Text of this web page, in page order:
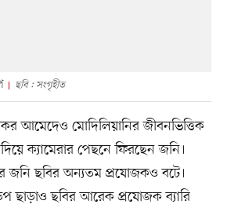
ছবি : সংগৃহীত
আমেদেও মোদিলিয়ানির জীবনভিত্তিক
দিয়ে ক্যামেরার পেছনে ফিরছেন জনি।
জনি ছবির অন্যতম প্রযোজকও বটে।
ছাড়াও ছবির আরেক প্রযোজক ব্যারি